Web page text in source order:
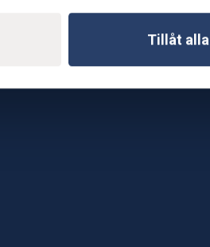
Tillåt alla
Gå till vår företagssupport